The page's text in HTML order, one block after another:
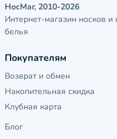
НосМаг, 2010-2026
Интернет-магазин носков и
белья
Покупателям
Возврат и обмен
Накопительная скидка
Клубная карта
Блог